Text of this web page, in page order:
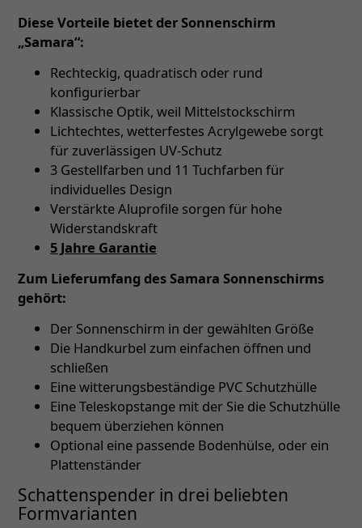
Diese Vorteile bietet der Sonnenschirm
„Samara“:
Rechteckig, quadratisch oder rund
konfigurierbar
Klassische Optik, weil Mittelstockschirm
Lichtechtes, wetterfestes Acrylgewebe sorgt
für zuverlässigen UV-Schutz
3 Gestellfarben und 11 Tuchfarben für
individuelles Design
Verstärkte Aluprofile sorgen für hohe
Widerstandskraft
5 Jahre Garantie
Zum Lieferumfang des Samara Sonnenschirms
gehört:
Der Sonnenschirm in der gewählten Größe
Die Handkurbel zum einfachen öffnen und
schließen
Eine witterungsbeständige PVC Schutzhülle
Eine Teleskopstange mit der Sie die Schutzhülle
bequem überziehen können
Optional eine passende Bodenhülse, oder ein
Plattenständer
Schattenspender in drei beliebten
Formvarianten